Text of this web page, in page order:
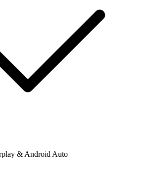
& Android Auto